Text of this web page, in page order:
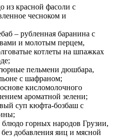
из красной фасоли с
чесноком и
– рубленная баранина с
и молотым перцем,
котлеты на шпажках
пельмени дюшбара,
с шафраном;
кисломолочного
ароматной зелени;
суп кюфта-бозбаш с
горных народов Грузии,
добавления яиц и мясной